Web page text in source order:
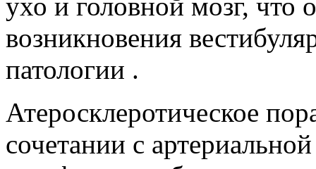
возникновения
патологии .
Атеросклеротическое
сочетании с